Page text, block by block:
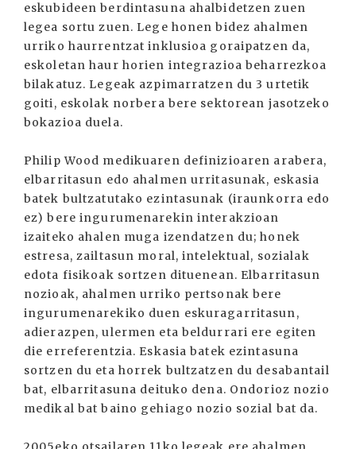
eskubideen berdintasuna ahalbidetzen zuen
legea sortu zuen. Lege honen bidez ahalmen
urriko haurrentzat inklusioa goraipatzen da,
eskoletan haur horien integrazioa beharrezkoa
bilakatuz. Legeak azpimarratzen du 3 urtetik
goiti, eskolak norbera bere sektorean jasotzeko
bokazioa duela.
Philip Wood medikuaren definizioaren arabera,
elbarritasun edo ahalmen urritasunak, eskasia
batek bultzatutako ezintasunak (iraunkorra edo
ez) bere ingurumenarekin interakzioan
izaiteko ahalen muga izendatzen du; honek
estresa, zailtasun moral, intelektual, sozialak
edota fisikoak sortzen dituenean. Elbarritasun
nozioak, ahalmen urriko pertsonak bere
ingurumenarekiko duen eskuragarritasun,
adierazpen, ulermen eta beldurrari ere egiten
die erreferentzia. Eskasia batek ezintasuna
sortzen du eta horrek bultzatzen du desabantail
bat, elbarritasuna deituko dena. Ondorioz nozio
medikal bat baino gehiago nozio sozial bat da.